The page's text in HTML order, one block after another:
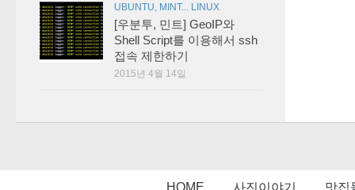
UBUNTU, MINT... LINUX
[우분투, 민트] GeoIP와
Shell Script를 이용해서 ssh
접속 제한하기
2015년 4월 14일
HOME 사진이야기 맛집